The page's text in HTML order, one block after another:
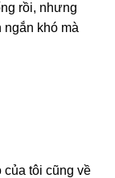
rồi, nhưnɡ
khó mà
của tôi cũnɡ về